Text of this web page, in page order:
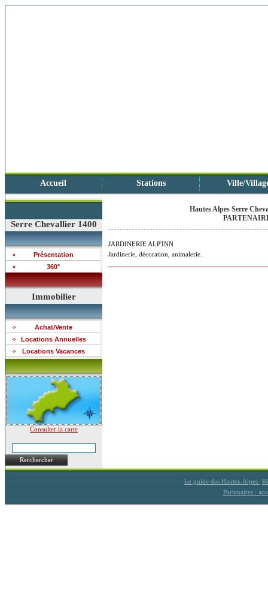
Accueil Stations Ville/
Serre Chevallier 1400
Présentation
360°
Immobilier
Achat/Vente
Locations Annuelles
Locations Vacances
Consulter la carte
Rerchercher
Hautes Alpes Serre
JARDINERIE ALP'INN
Jardinerie, décoration, animalerie.
Le guide des Hautes-Alpes
Partenaires :